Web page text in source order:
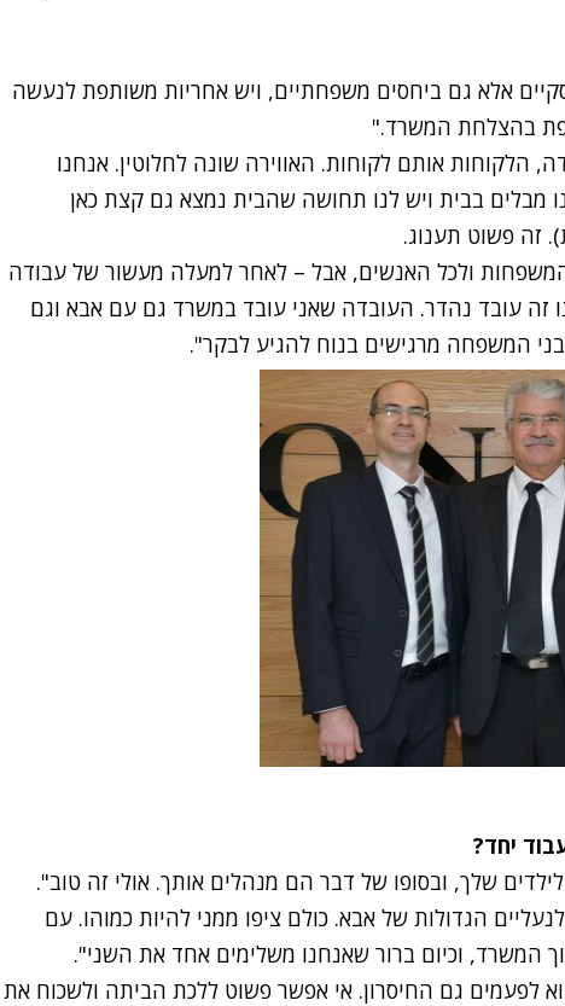
אלא גם ביחסים משפחתיים, ויש אחריות משותפת לנעשה
בהצלחת המשרד."
הלקוחות אותם לקוחות. האווירה שונה לחלוטין. אנחנו
מבלים בבית ויש לנו תחושה שהבית נמצא גם קצת כאן
זה פשוט תענוג.
ולכל האנשים, אבל – לאחר למעלה מעשור של עבודה
זה עובד נהדר. העובדה שאני עובד במשרד גם עם אבא וגם
המשפחה מרגישים בנוח להגיע לבקר".
יחד?
שלך, ובסופו של דבר הם מנהלים אותך. אולי זה טוב".
הגדולות של אבא. כולם ציפו ממני להיות כמוהו. עם
המשרד, וכיום ברור שאנחנו משלימים אחד את השני".
לפעמים גם החיסרון. אי אפשר פשוט ללכת הביתה ולשכוח את